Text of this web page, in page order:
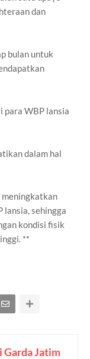
dan
bulan untuk
para WBP lansia
dalam hal
lansia, sehingga
kondisi fisik
**
Garda Jatim